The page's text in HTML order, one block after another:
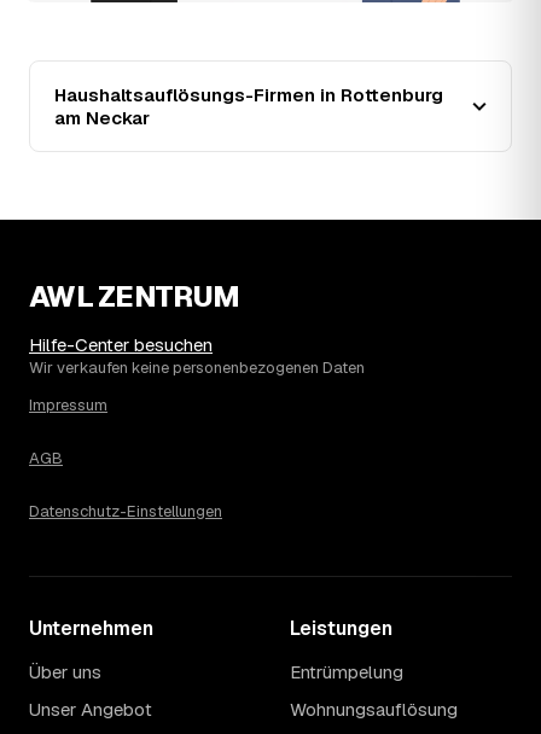
Wertgegenstände wirken unabhängig von der Größe
Wie haben sich die Preise für
entwickelt?
Umgebung von Rottenburg am Neckar?
Haushaltsauflösung, in Rottenburg am Neckar sind es im
Schnitt 1.980 €. Die genaue Preisspanne hängt jeweils
von Größe und Wertanrechnung des Hausstands ab, ein
Haushaltsauflösungs-Firmen in Rottenburg
am Neckar
AWL ZENTRUM
Hilfe-Center besuchen
Wir verkaufen keine personenbezogenen Daten
Impressum
AGB
Datenschutz-Einstellungen
Unternehmen
Über uns
Unser Angebot
Leistungen
Entrümpelung
Wohnungsauflösung